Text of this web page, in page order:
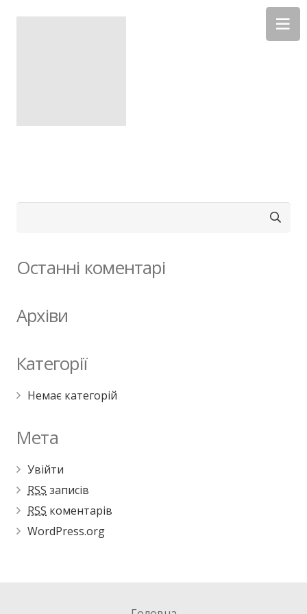
Останні коментарі
Архіви
Категорії
Немає категорій
Мета
Увійти
RSS записів
RSS коментарів
WordPress.org